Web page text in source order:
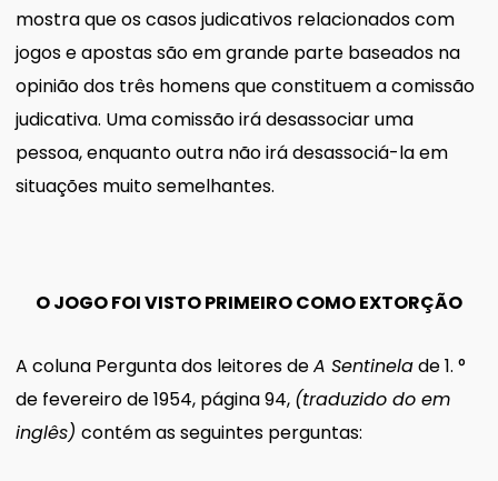
mostra que os casos judicativos relacionados com
jogos e apostas são em grande parte baseados na
opinião dos três homens que constituem a comissão
judicativa. Uma comissão irá desassociar uma
pessoa, enquanto outra não irá desassociá-la em
situações muito semelhantes.
O JOGO FOI VISTO PRIMEIRO COMO EXTORÇÃO
A coluna Pergunta dos leitores deA Sentinelade 1. °
de fevereiro de 1954, página 94, (traduzido do em
inglês) contém as seguintes perguntas: